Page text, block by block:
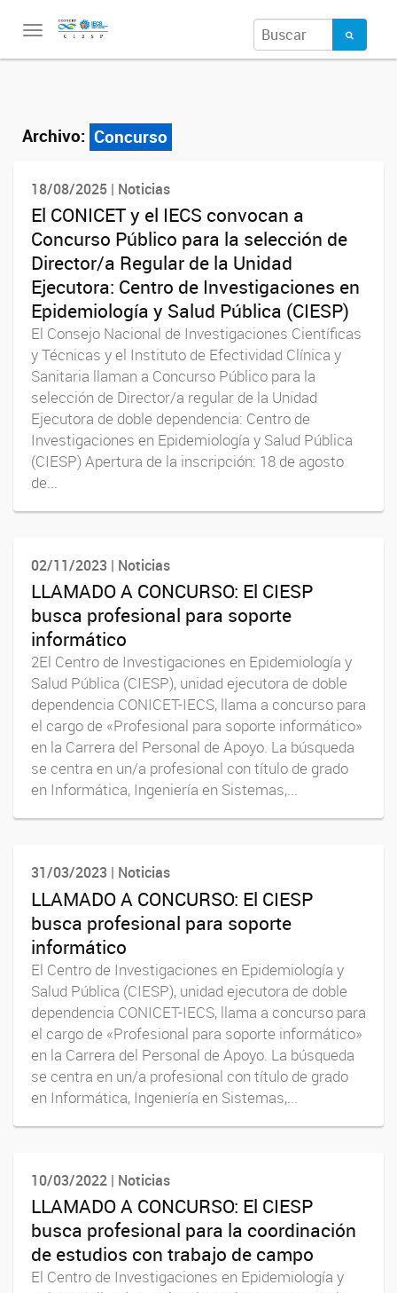
Toggle
Archivo: Concurso
18/08/2025 | Noticias
El CONICET y el IECS convocan a
Concurso Público para la selección de
Director/a Regular de la Unidad
Ejecutora: Centro de Investigaciones en
Epidemiología y Salud Pública (CIESP)
El Consejo Nacional de Investigaciones Científicas
y Técnicas y el Instituto de Efectividad Clínica y
Sanitaria llaman a Concurso Público para la
selección de Director/a regular de la Unidad
Ejecutora de doble dependencia: Centro de
Investigaciones en Epidemiología y Salud Pública
(CIESP) Apertura de la inscripción: 18 de agosto
de...
02/11/2023 | Noticias
LLAMADO A CONCURSO: El CIESP
busca profesional para soporte
informático
2El Centro de Investigaciones en Epidemiología y
Salud Pública (CIESP), unidad ejecutora de doble
dependencia CONICET-IECS, llama a concurso para
el cargo de «Profesional para soporte informático»
en la Carrera del Personal de Apoyo. La búsqueda
se centra en un/a profesional con título de grado
en Informática, Ingeniería en Sistemas,...
31/03/2023 | Noticias
LLAMADO A CONCURSO: El CIESP
busca profesional para soporte
informático
El Centro de Investigaciones en Epidemiología y
Salud Pública (CIESP), unidad ejecutora de doble
dependencia CONICET-IECS, llama a concurso para
el cargo de «Profesional para soporte informático»
en la Carrera del Personal de Apoyo. La búsqueda
se centra en un/a profesional con título de grado
en Informática, Ingeniería en Sistemas,...
10/03/2022 | Noticias
LLAMADO A CONCURSO: El CIESP
busca profesional para la coordinación
de estudios con trabajo de campo
El Centro de Investigaciones en Epidemiología y